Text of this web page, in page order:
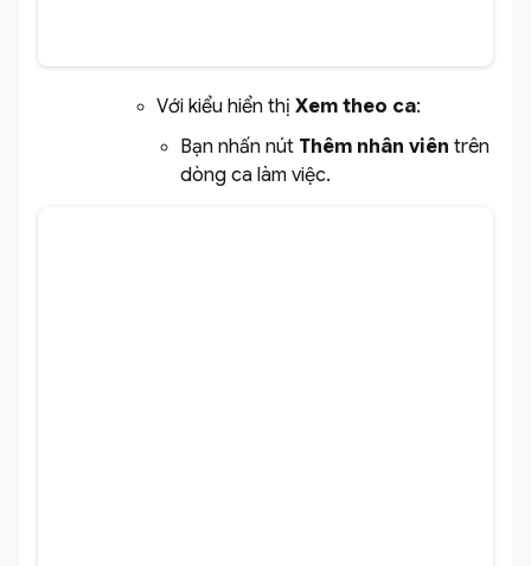
Với kiểu hiển thị Xem theo ca:
Bạn nhấn nút Thêm nhân viên trên
dòng ca làm việc.